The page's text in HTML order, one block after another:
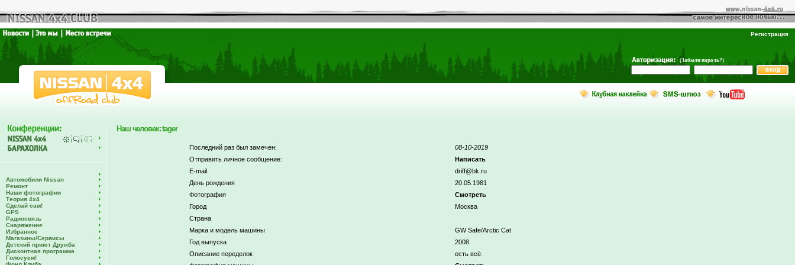
Регистрация
(Забыли пароль?)
Автомобили Nissan
Ремонт
Наши фотографии
Теория 4х4
Сделай сам!
GPS
Радиосвязь
Снаряжение
Избранное
Магазины/Сервисы
Детский приют Дружба
Дисконтная программа
Голосуем!
Наш человек: tager
Последний раз был замечен:
08-10-2019
Отправить личное сообщение:
Написать
E-mail
driff@bk.ru
День рождения
20.05.1981
Фотография
Смотреть
Город
Москва
Страна
Марка и модель машины
GW Safe/Arctic Cat
Год выпуска
2008
Описание переделок
есть всё.